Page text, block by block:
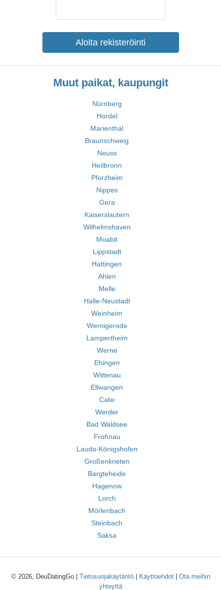
Aloita rekisteröinti
Muut paikat, kaupungit
Nürnberg
Hordel
Marienthal
Braunschweig
Neuss
Heilbronn
Pforzheim
Nippes
Gera
Kaiserslautern
Wilhelmshaven
Moabit
Lippstadt
Hattingen
Ahlen
Melle
Halle-Neustadt
Weinheim
Wernigerode
Lampertheim
Werne
Ehingen
Wittenau
Ellwangen
Calw
Werder
Bad Waldsee
Frohnau
Lauda-Königshofen
Großenkneten
Bargteheide
Hagenow
Lorch
Mörlenbach
Steinbach
Saksa
© 2026, DeuDatingGo | Tietosuojakäytäntö| Käyttöehdot| Ota meihin
yhteyttä